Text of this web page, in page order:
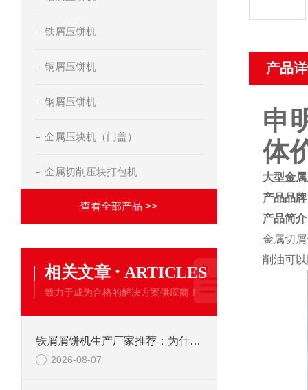
铁屑压饼机
铜屑压饼机
钢屑压饼机
金属压块机（门盖）
金属切削压块打包机
查看全部产品 >>
相关文章 · ARTICLES
致力于成为合格的解决方案供应商！
铁屑屑饼机生产厂家推荐：为什么恩派特是您的优选伙伴
2026-08-07
产品
申
体
大型金
产品品
产品简
金属切
削油可